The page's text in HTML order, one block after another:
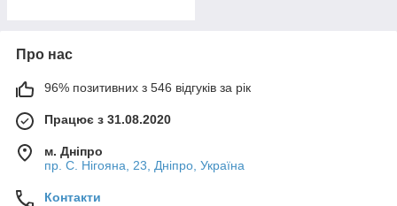
Про нас
96% позитивних з 546 відгуків за рік
Працює з 31.08.2020
м. Дніпро
пр. С. Нігояна, 23, Дніпро, Україна
Контакти